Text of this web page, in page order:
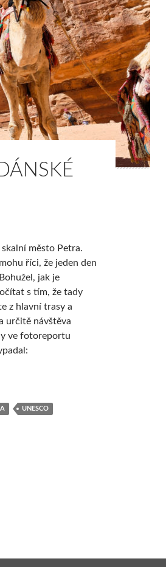
město Petra.
říci, že jeden den
jak je
s tím, že tady
z hlavní trasy a
určitě návštěva
ve fotoreportu
UNESCO